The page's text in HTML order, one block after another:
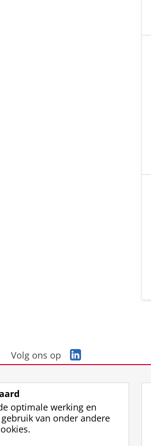
Volg ons op
i
d
I
optimale werking en
van onder andere